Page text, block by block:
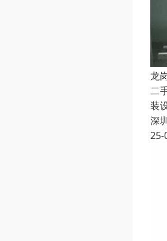
龙
二
装
深
25-